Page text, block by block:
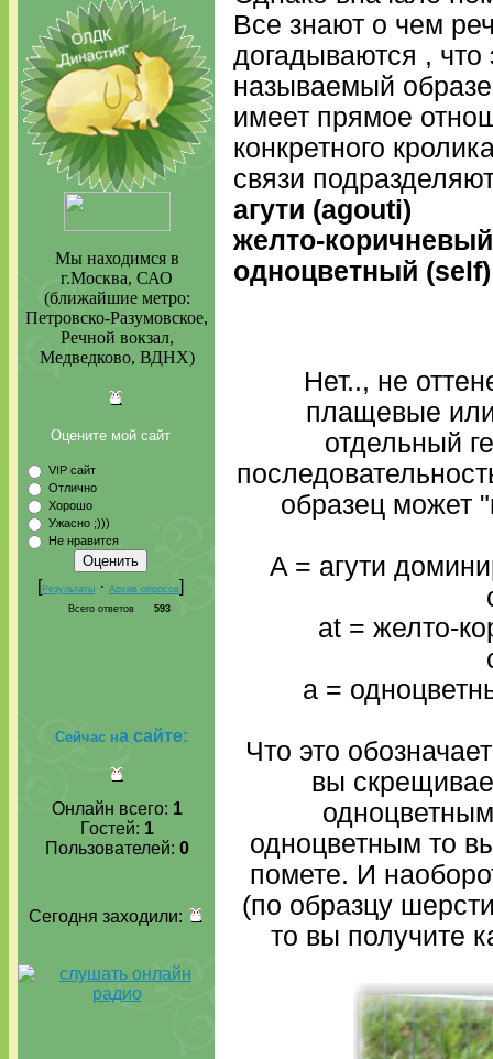
Мы находимся в
г.Москва, САО
(ближайшие метро:
Петровско-Разумовское,
Речной вокзал,
Медведково, ВДНХ)
Оцените мой сайт
VIP сайт
Отлично
Хорошо
Ужасно ;)))
Не нравится
[Результаты · Архив опросов]
Всего ответов 593
Сейчас на сайте:
Онлайн всего: 1
Гостей: 1
Пользователей: 0
Сегодня заходили:
Все знают о чем
догадываются , что
называемый
имеет прямое
конкретного
связи
агути (agouti)
желто-
одноцветный (self)
Нет.., не
плащевые
отдельный
образец может
A = агути
at = желто-
a =
Что это
вы
одноцветным то
помете. И
(по образцу
то вы получите